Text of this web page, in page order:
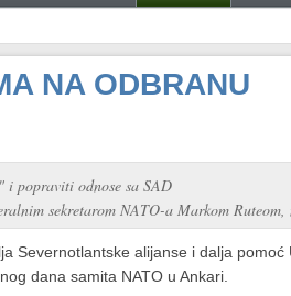
NA ODBRANU
i popraviti odnose sa SAD
sekretarom NATO-a Markom
Severnotlantske alijanse i dalja pomoć
dana samita NATO u Ankari.